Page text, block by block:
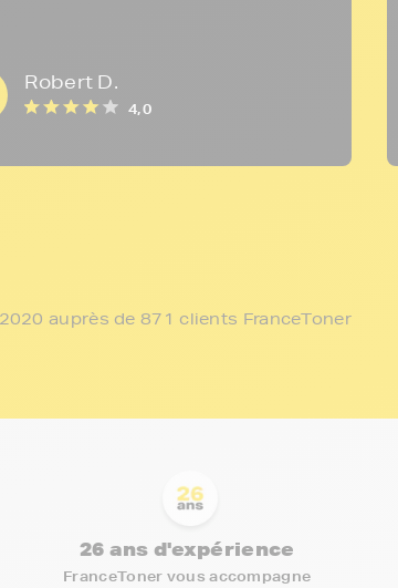
Robert D.
4,0
auprès de 871 clients FranceToner
26 ans d'expérience
FranceToner vous accompagne